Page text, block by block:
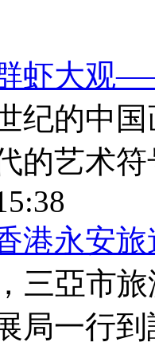
虾大观
的中国
的艺术
港永安
亞市旅
局一行